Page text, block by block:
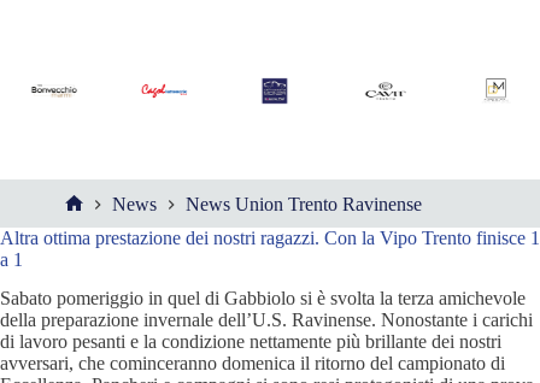
News
News Union Trento Ravinense
Altra ottima prestazione dei nostri ragazzi. Con la Vipo Trento finisce 1
a 1
Sabato pomeriggio in quel di Gabbiolo si è svolta la terza amichevole
della preparazione invernale dell’U.S. Ravinense. Nonostante i carichi
di lavoro pesanti e la condizione nettamente più brillante dei nostri
avversari, che cominceranno domenica il ritorno del campionato di